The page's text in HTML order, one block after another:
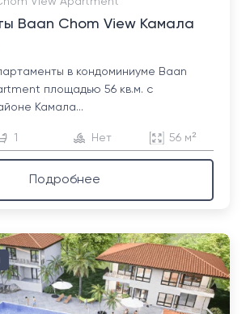
Baan Chom View Камала
в кондоминиуме Baan
площадью 56 кв.м. с
Камала...
1 Нет 56 м²
Подробнее